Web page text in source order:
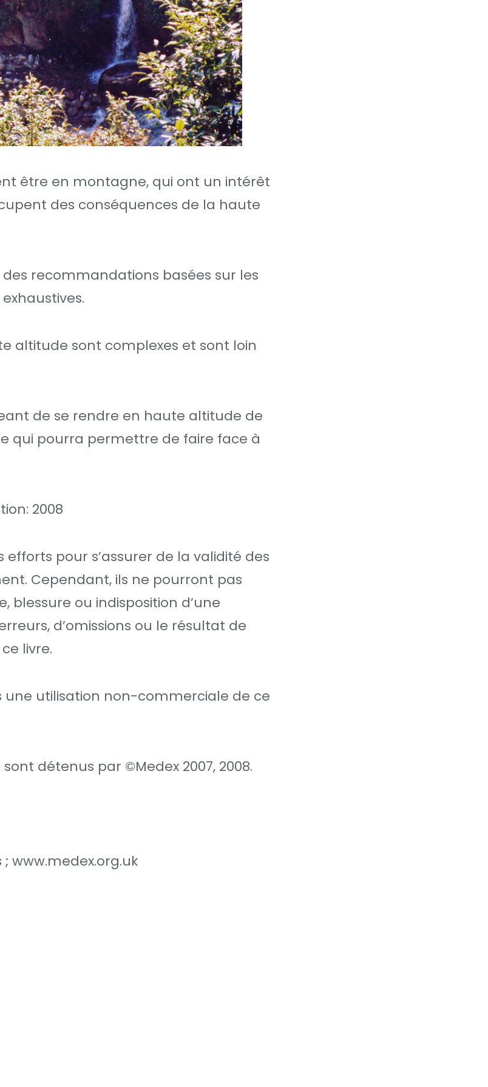
être en montagne, qui ont un intérêt
des conséquences de la haute
recommandations basées sur les
altitude sont complexes et sont loin
de se rendre en haute altitude de
qui pourra permettre de faire face à
2008
pour s’assurer de la validité des
Cependant, ils ne pourront pas
ou indisposition d’une
d’omissions ou le résultat de
livre.
une utilisation non-commerciale de ce
détenus par ©Medex 2007, 2008.
www.medex.org.uk